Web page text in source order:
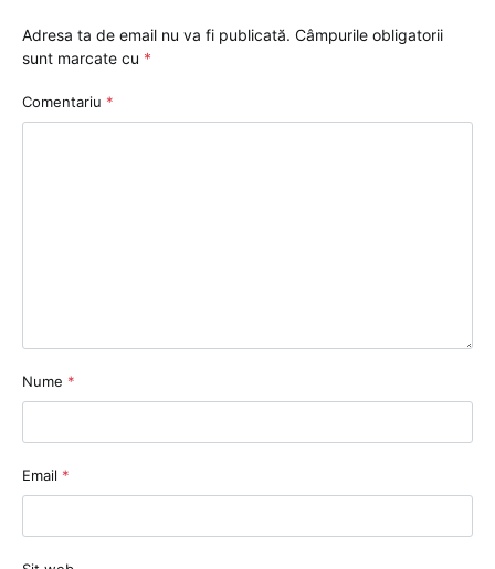
Adresa ta de email nu va fi publicată. Câmpurile obligatorii
sunt marcate cu *
Comentariu *
Nume *
Email *